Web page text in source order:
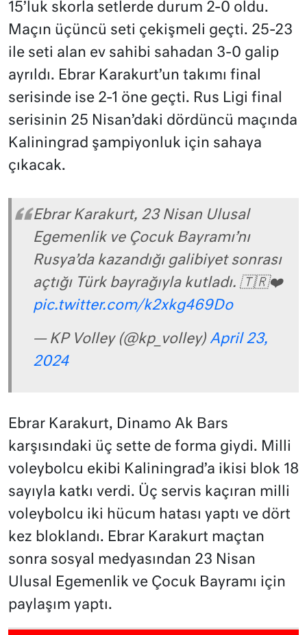
15’luk skorla setlerde durum 2-0 oldu.
Maçın üçüncü seti çekişmeli geçti. 25-23
ile seti alan ev sahibi sahadan 3-0 galip
ayrıldı. Ebrar Karakurt’un takımı final
serisinde ise 2-1 öne geçti. Rus Ligi final
serisinin 25 Nisan’daki dördüncü maçında
Kaliningrad şampiyonluk için sahaya
çıkacak.
Ebrar Karakurt, 23 Nisan Ulusal
Egemenlik ve Çocuk Bayramı’nı
Rusya’da kazandığı galibiyet sonrası
açtığı Türk bayrağıyla kutladı. 🇹🇷❤️
pic.twitter.com/k2xkg469Do
— KP Volley (@kp_volley) April 23,
2024
Ebrar Karakurt, Dinamo Ak Bars
karşısındaki üç sette de forma giydi. Milli
voleybolcu ekibi Kaliningrad’a ikisi blok 18
sayıyla katkı verdi. Üç servis kaçıran milli
voleybolcu iki hücum hatası yaptı ve dört
kez bloklandı. Ebrar Karakurt maçtan
sonra sosyal medyasından 23 Nisan
Ulusal Egemenlik ve Çocuk Bayramı için
paylaşım yaptı.